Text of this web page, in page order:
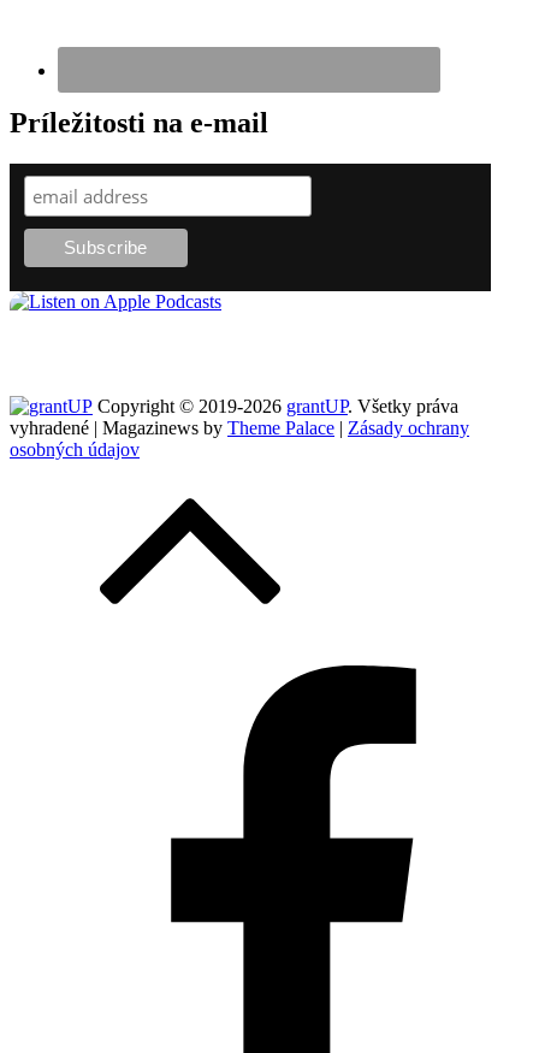
Príležitosti na e-mail
Copyright © 2019-2026 grantUP. Všetky práva
vyhradené | Magazinews by Theme Palace | Zásady ochrany
osobných údajov